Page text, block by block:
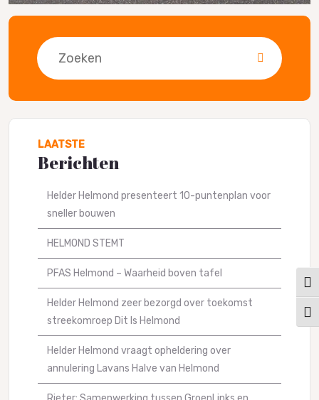
Zoeken
LAATSTE
Berichten
Helder Helmond presenteert 10-puntenplan voor
sneller bouwen
HELMOND STEMT
PFAS Helmond – Waarheid boven tafel
Helder Helmond zeer bezorgd over toekomst
streekomroep Dit Is Helmond
Helder Helmond vraagt opheldering over
annulering Lavans Halve van Helmond